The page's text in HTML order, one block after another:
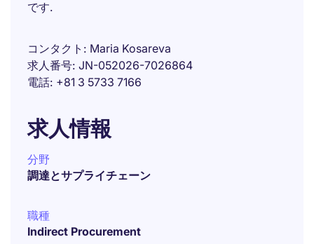
です.
コンタクト
Maria Kosareva
求人番号 JN-052026-7026864
電話 +81 3 5733 7166
求人情報
分野
調達とサプライチェーン
職種
Indirect Procurement